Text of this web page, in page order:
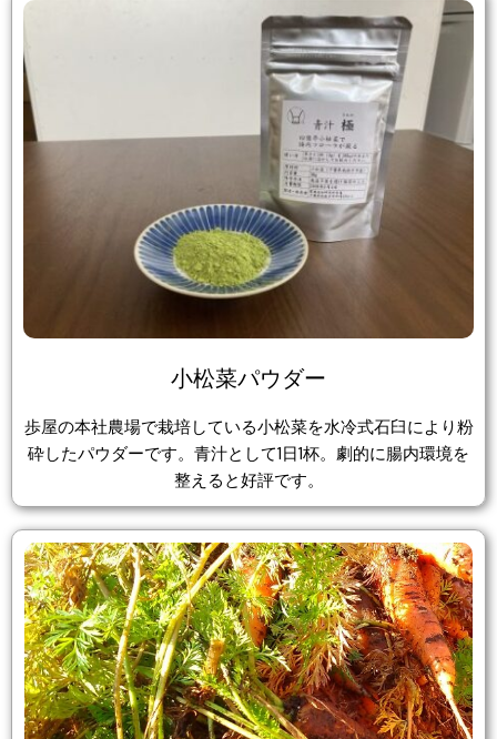
小松菜パウダー
歩屋の本社農場で栽培している小松菜を水冷式石臼により粉
砕したパウダーです。青汁として1日1杯。劇的に腸内環境を
整えると好評です。